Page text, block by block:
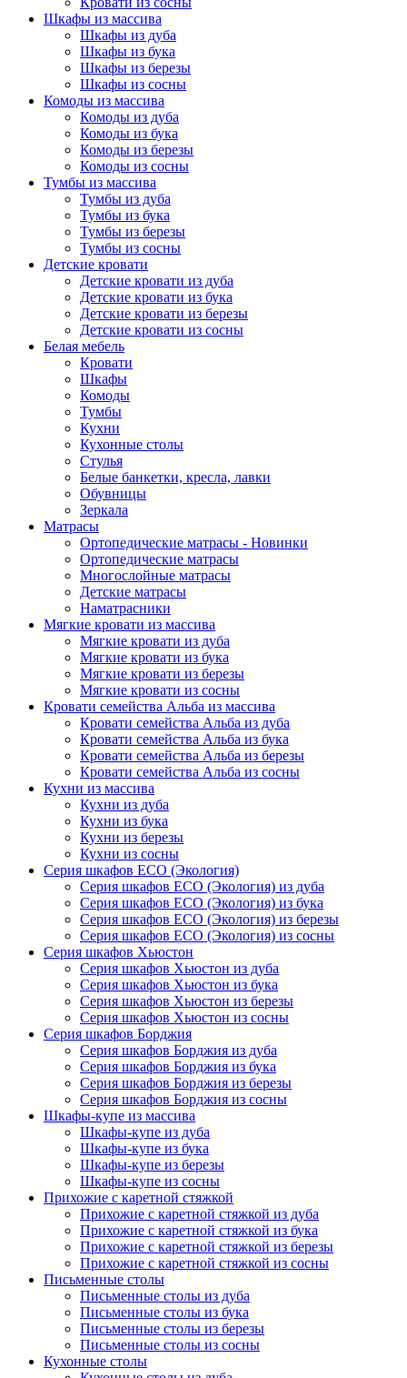
Шкафы из массива
Шкафы из дуба
Шкафы из бука
Шкафы из березы
Шкафы из сосны
Комоды из массива
Комоды из дуба
Комоды из бука
Комоды из березы
Комоды из сосны
Тумбы из массива
Тумбы из дуба
Тумбы из бука
Тумбы из березы
Тумбы из сосны
Детские кровати
Детские кровати из дуба
Детские кровати из бука
Детские кровати из березы
Детские кровати из сосны
Белая мебель
Кровати
Шкафы
Комоды
Тумбы
Кухни
Кухонные столы
Стулья
Белые банкетки, кресла, лавки
Обувницы
Зеркала
Матрасы
Ортопедические матрасы - Новинки
Ортопедические матрасы
Многослойные матрасы
Детские матрасы
Наматрасники
Мягкие кровати из массива
Мягкие кровати из дуба
Мягкие кровати из бука
Мягкие кровати из березы
Мягкие кровати из сосны
Кровати семейства Альба из массива
Кровати семейства Альба из дуба
Кровати семейства Альба из бука
Кровати семейства Альба из березы
Кровати семейства Альба из сосны
Кухни из массива
Кухни из дуба
Кухни из бука
Кухни из березы
Кухни из сосны
Серия шкафов ECO (Экология)
Серия шкафов ECO (Экология) из дуба
Серия шкафов ECO (Экология) из бука
Серия шкафов ECO (Экология) из березы
Серия шкафов ECO (Экология) из сосны
Серия шкафов Хьюстон
Серия шкафов Хьюстон из дуба
Серия шкафов Хьюстон из бука
Серия шкафов Хьюстон из березы
Серия шкафов Хьюстон из сосны
Серия шкафов Борджия
Серия шкафов Борджия из дуба
Серия шкафов Борджия из бука
Серия шкафов Борджия из березы
Серия шкафов Борджия из сосны
Шкафы-купе из массива
Шкафы-купе из дуба
Шкафы-купе из бука
Шкафы-купе из березы
Шкафы-купе из сосны
Прихожие с каретной стяжкой
Прихожие с каретной стяжкой из дуба
Прихожие с каретной стяжкой из бука
Прихожие с каретной стяжкой из березы
Прихожие с каретной стяжкой из сосны
Письменные столы
Письменные столы из дуба
Письменные столы из бука
Письменные столы из березы
Письменные столы из сосны
Кухонные столы